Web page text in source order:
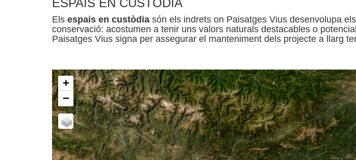
Els espais en custòdia són els indrets on Paisatges Vius desenvolupa
conservació: acostumen a tenir uns valors naturals destacables o
Paisatges Vius signa per assegurar el manteniment dels projecte a llarg
+
−